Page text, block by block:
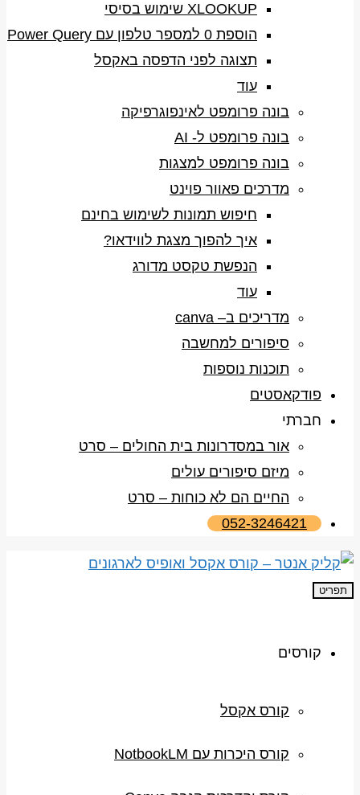
XLOOKUP שימוש בסיסי
הוספת 0 למספר טלפון עם Power Query
תצוגה לפני הדפסה באקסל
עוד
בונה פרומפט לאינפוגרפיקה
בונה פרומפט ל- AI
בונה פרומפט למצגות
מדרכים פאוור פוינט
חיפוש תמונות לשימוש בחינם
איך להפוך מצגת לווידאו?
הנפשת טקסט מדורג
עוד
מדריכים ב– canva
סיפורים למחשבה
תוכנות נוספות
פודקאסטים
חברתי
אור במסדרונות בית החולים – סרט
מיזם סיפורים עולים
החיים הם לא כוחות – סרט
052-3246421
תפריט
קורסים
קורס אקסל
קורס היכרות עם NotbookLM